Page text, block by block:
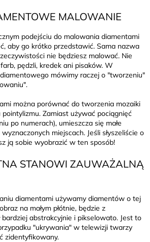
MALOWANIE
podejściu do malowania diamentami
aby go krótko przedstawić. Sama nazwa
nie będziesz malować. Nie
pędzli, kredek ani pisaków. W
mówimy raczej o "tworzeniu"
można porównać do tworzenia mozaiki
Zamiast używać pociągnięć
po numerach), umieszcza się małe
miejscach. Jeśli słyszeliście o
ją sobie wyobrazić w ten sposób!
STANOWI ZAUWAŻALNĄ
diamentami używamy diamentów o tej
na małym płótnie, będzie z
bardziej abstrakcyjnie i pikselowato. Jest to
"ukrywania" w telewizji twarzy
zidentyfikowany.